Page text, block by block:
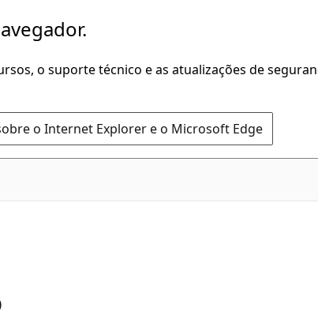
o suporte técnico e as atualizações de
o Internet Explorer e o Microsoft Edge